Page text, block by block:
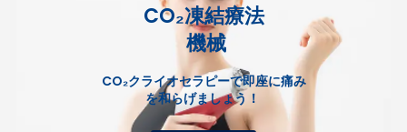
CO₂凍結療法
機械
CO₂クライオセラピーで即座に痛み
を和らげましょう！